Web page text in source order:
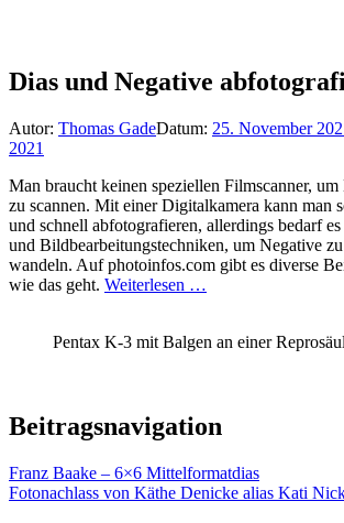
Dias und Negative
Autor: Thomas GadeDatum: 25. November
2021
Man braucht keinen speziellen Filmscanner,
zu scannen. Mit einer Digitalkamera kann man
und schnell abfotografieren, allerdings bedarf
und Bildbearbeitungstechniken, um Negative
wandeln. Auf photoinfos.com gibt es diverse
wie das geht. Weiterlesen …
Pentax K-3 mit Balgen an einer
Beitragsnavigation
Franz Baake – 6×6 Mittelformatdias
Fotonachlass von Käthe Denicke alias Kati